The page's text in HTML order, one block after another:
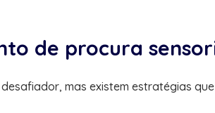
de procura
mas existem estratégias